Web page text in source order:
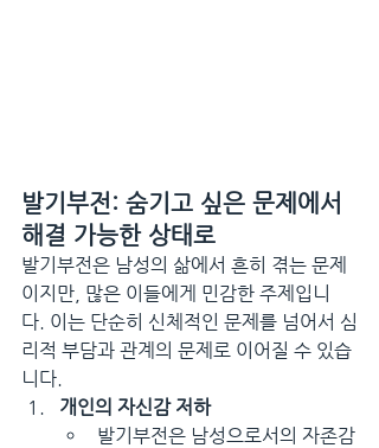
발기부전: 숨기고 싶은 문제에서
해결 가능한 상태로
발기부전은 남성의 삶에서 흔히 겪는 문제
이지만, 많은 이들에게 민감한 주제입니
다. 이는 단순히 신체적인 문제를 넘어서 심
리적 부담과 관계의 문제로 이어질 수 있습
니다.
개인의 자신감 저하
발기부전은 남성으로서의 자존감